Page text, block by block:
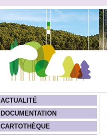
ACTUALITÉ
DOCUMENTATION
CARTOTHÈQUE